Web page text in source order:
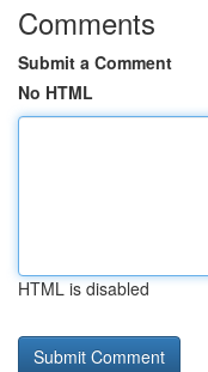
Comments
Submit a Comment
No HTML
HTML is disabled